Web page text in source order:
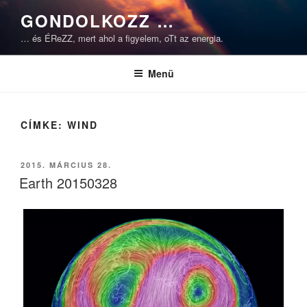
Tartalomhoz
GONDOLKOZZ …
… és ÉReZZ, mert ahol a figyelem, oTt az energia.
Menü
CÍMKE: WIND
BEKÜLDVE:
2015. MÁRCIUS 28.
Earth 20150328